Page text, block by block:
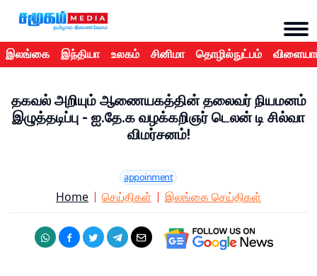
இலங்கை இந்தியா உலகம் சினிமா தொழில்நுட்பம்
தகவல் அறியும் ஆணையகத்தின் தலைவர் நியமனம்
இழுத்தடிப்பு - ஐ.தே.க வழக்கறிஞர் டெலன் டி சில்வா
விமர்சனம்!
appoinment
Home செய்திகள் இலங்கை செய்திகள்